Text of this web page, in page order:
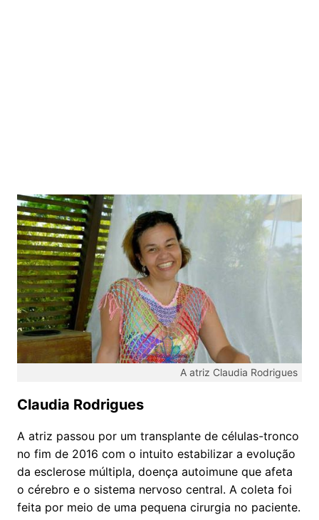
A atriz Claudia Rodrigues
Claudia Rodrigues
A atriz passou por um transplante de células-tronco
no fim de 2016 com o intuito estabilizar a evolução
da esclerose múltipla, doença autoimune que afeta
o cérebro e o sistema nervoso central. A coleta foi
feita por meio de uma pequena cirurgia no paciente.